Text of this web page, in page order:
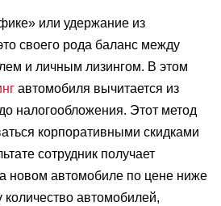
или удержание из
своего рода баланс между
и личным лизингом. В этом
автомобиля вычитается из
налогообложения. Этот метод
корпоративными скидками
сотрудник получает
новом автомобиле по цене ниже
автомобилей,